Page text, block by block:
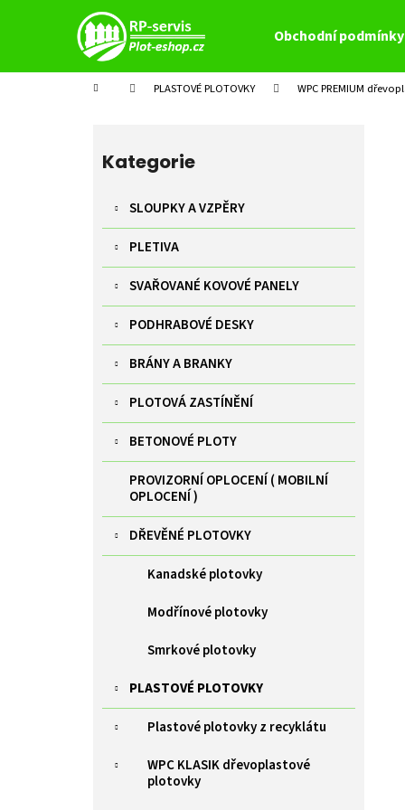
Obchodní podmínky
Domů PLASTOVÉ PLOTOVKY WPC PREMIUM
kategorie
Kategorie
SLOUPKY A VZPĚRY
PLETIVA
SVAŘOVANÉ KOVOVÉ PANELY
PODHRABOVÉ DESKY
BRÁNY A BRANKY
PLOTOVÁ ZASTÍNĚNÍ
BETONOVÉ PLOTY
PROVIZORNÍ OPLOCENÍ ( MOBILNÍ
OPLOCENÍ )
DŘEVĚNÉ PLOTOVKY
Kanadské plotovky
Modřínové plotovky
Smrkové plotovky
PLASTOVÉ PLOTOVKY
Plastové plotovky z recyklátu
WPC KLASIK dřevoplastové
plotovky
í
Zpět
do
Zpět
do
ZELENÁ BRANKA PILOFOR SUPER ŠÍŘKA
1094MM, SVAŘOVANÝ PANEL 2D, 50X200MM,
FAB V. 1980 MM
9 385 Kč